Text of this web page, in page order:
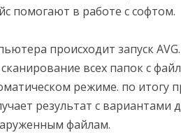
помогают в работе с софтом.
происходит запуск
всех папок с
режиме. по итогу
результат с вариантами
файлам.